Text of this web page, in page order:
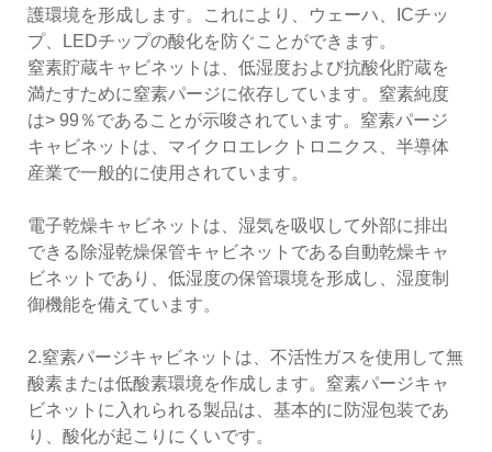
護環境を形成します。これにより、ウェーハ、ICチッ
プ、LEDチップの酸化を防ぐことができます。
窒素貯蔵キャビネットは、低湿度および抗酸化貯蔵を
満たすために窒素パージに依存しています。窒素純度
は> 99％であることが示唆されています。窒素パージ
キャビネットは、マイクロエレクトロニクス、半導体
産業で一般的に使用されています。
電子乾燥キャビネットは、湿気を吸収して外部に排出
できる除湿乾燥保管キャビネットである自動乾燥キャ
ビネットであり、低湿度の保管環境を形成し、湿度制
御機能を備えています。
2.窒素パージキャビネットは、不活性ガスを使用して無
酸素または低酸素環境を作成します。窒素パージキャ
ビネットに入れられる製品は、基本的に防湿包装であ
り、酸化が起こりにくいです。